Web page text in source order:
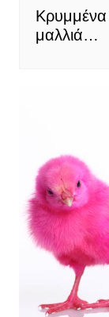
Κρυμμένα
μαλλιά…